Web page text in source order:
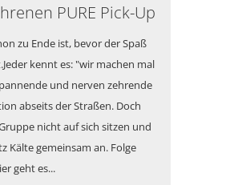
PURE Pick-Up
zu Ende ist, bevor der Spaß
kennt es: "wir machen mal
und nerven zehrende
abseits der Straßen. Doch
nicht auf sich sitzen und
Kälte gemeinsam an. Folge
geht es...